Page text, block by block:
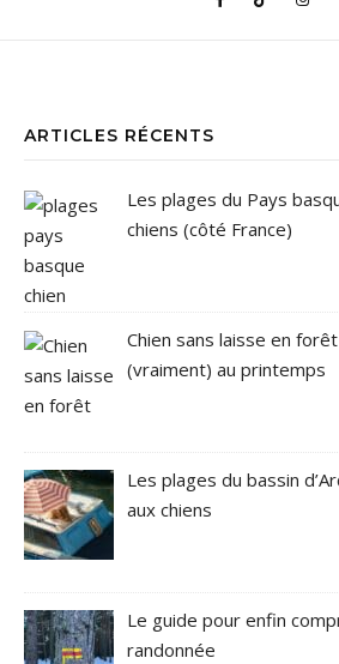
ARTICLES RÉCENTS
Les plages du Pays
chiens (côté France)
Chien sans laisse en
(vraiment) au printemps
Les plages du bassin
aux chiens
Le guide pour enfin
randonnée